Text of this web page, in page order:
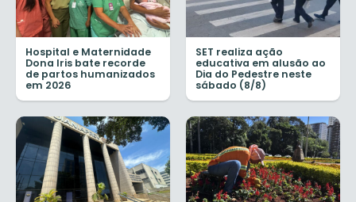
Hospital e Maternidade
Dona Iris bate recorde
de partos humanizados
em 2026
SET realiza ação
educativa em alusão ao
Dia do Pedestre neste
sábado (8/8)